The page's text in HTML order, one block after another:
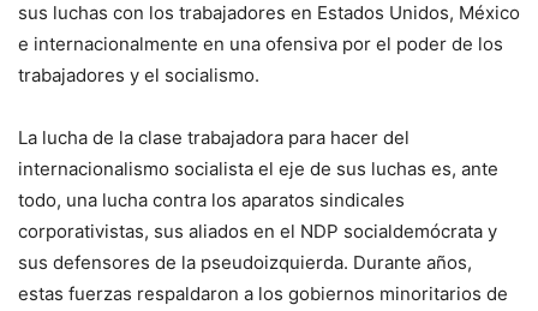
sus luchas con los trabajadores en Estados Unidos, México
e internacionalmente en una ofensiva por el poder de los
trabajadores y el socialismo.
La lucha de la clase trabajadora para hacer del
internacionalismo socialista el eje de sus luchas es, ante
todo, una lucha contra los aparatos sindicales
corporativistas, sus aliados en el NDP socialdemócrata y
sus defensores de la pseudoizquierda. Durante años,
estas fuerzas respaldaron a los gobiernos minoritarios de